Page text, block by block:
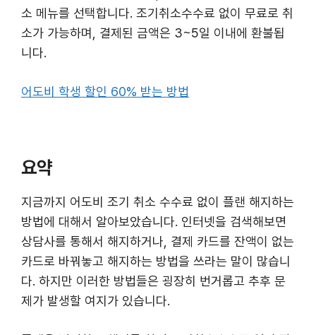
소 메뉴를 선택합니다. 조기취소수수료 없이 무료로 취
소가 가능하며, 결제된 금액은 3~5일 이내에 환불됩
니다.
어도비 학생 할인 60% 받는 방법
요약
지금까지 어도비 조기 취소 수수료 없이 플랜 해지하는
방법에 대해서 알아보았습니다. 인터넷을 검색해보면
상담사를 통해서 해지하거나, 결제 카드를 잔액이 없는
카드로 바꿔놓고 해지하는 방법을 쓰라는 말이 많습니
다. 하지만 이러한 방법들은 굉장히 번거롭고 추후 문
제가 발생할 여지가 있습니다.